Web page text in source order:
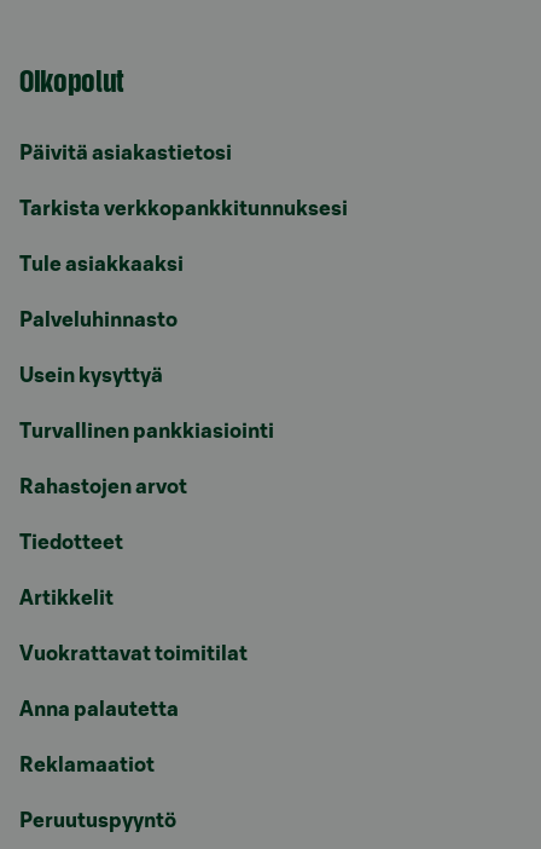
Oikopolut
Päivitä asiakastietosi
Tarkista verkkopankkitunnuksesi
Tule asiakkaaksi
Palveluhinnasto
Usein kysyttyä
Turvallinen pankkiasiointi
Rahastojen arvot
Tiedotteet
Artikkelit
Vuokrattavat toimitilat
Anna palautetta
Reklamaatiot
Peruutuspyyntö